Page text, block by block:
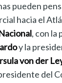
pueden
hacia el
, con la
y la
von der
del